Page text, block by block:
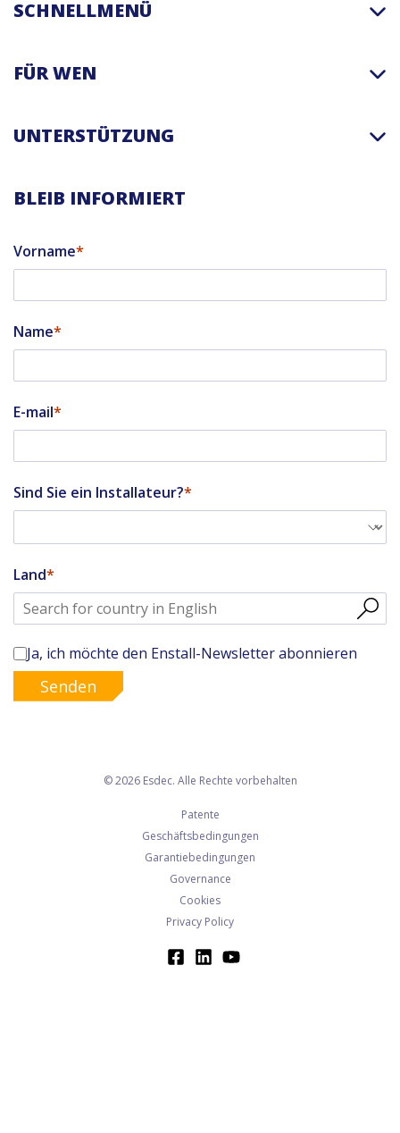
SCHNELLMENÜ
FÜR WEN
UNTERSTÜTZUNG
BLEIB INFORMIERT
Vorname
Name
E-mail
Sind Sie ein Installateur?
Land
Ja, ich möchte den Enstall-Newsletter abonnieren
Senden
© 2026 Esdec. Alle Rechte vorbehalten
Patente
Geschäftsbedingungen
Garantiebedingungen
Governance
Cookies
Privacy Policy